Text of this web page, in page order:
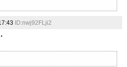
ID:nwj92FLji2